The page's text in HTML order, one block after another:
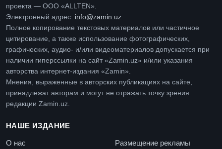
проекта — ООО «ALLTEN».
Электронный адрес: info@zamin.uz.
Полное копирование текстовых материалов или частичное
цитирование, а также использование фотографических,
графических, аудио- и/или видеоматериалов допускается при
наличии гиперссылки на сайт «Zamin.uz» и/или указания
авторства интернет-издания «Zamin».
Мнения, выраженные в авторских публикациях на сайте,
принадлежат авторам и могут не отражать точку зрения
редакции Zamin.uz.
НАШЕ ИЗДАНИЕ
О нас
Размещение рекламы